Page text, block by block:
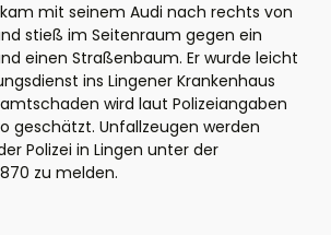
mit seinem Audi nach rechts von
stieß im Seitenraum gegen ein
einen Straßenbaum. Er wurde leicht
ins Lingener Krankenhaus
wird laut Polizeiangaben
geschätzt. Unfallzeugen werden
Polizei in Lingen unter der
zu melden.